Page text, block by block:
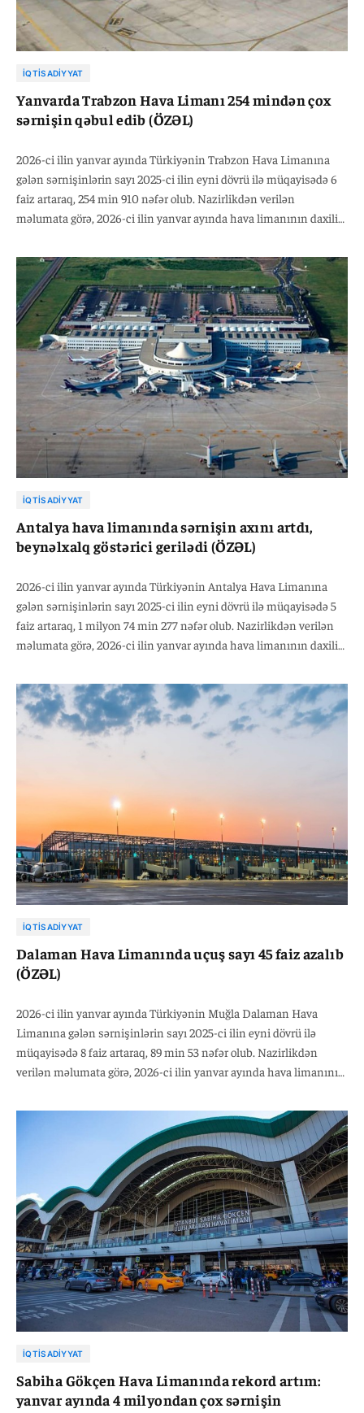
İQTISADIYYAT
Yanvarda Trabzon Hava Limanı 254 mindən çox
sərnişin qəbul edib (ÖZƏL)
2026-ci ilin yanvar ayında Türkiyənin Trabzon Hava Limanına
gələn sərnişinlərin sayı 2025-ci ilin eyni dövrü ilə müqayisədə 6
faiz artaraq, 254 min 910 nəfər olub. Nazirlikdən verilən
məlumata görə, 2026-ci ilin yanvar ayında hava limanının daxili
müqayisədə 5 faiz artaraq, 233 min 320 nəfər, beynəlxalq reyslər
üzrə isə 10 faiz artaraq 21 min 590 nəfər təşkil edib.
İQTISADIYYAT
Antalya hava limanında sərnişin axını artdı,
beynəlxalq göstərici gerilədi (ÖZƏL)
2026-ci ilin yanvar ayında Türkiyənin Antalya Hava Limanına
gələn sərnişinlərin sayı 2025-ci ilin eyni dövrü ilə müqayisədə 5
faiz artaraq, 1 milyon 74 min 277 nəfər olub. Nazirlikdən verilən
məlumata görə, 2026-ci ilin yanvar ayında hava limanının daxili
müqayisədə 11 faiz artaraq, 547 min 435 nəfər, beynəlxalq reyslər
üzrə isə 0,5 faiz azalaraq 526 min 842 nəfər təşkil edib.
İQTISADIYYAT
Dalaman Hava Limanında uçuş sayı 45 faiz azalıb
(ÖZƏL)
2026-ci ilin yanvar ayında Türkiyənin Muğla Dalaman Hava
Limanına gələn sərnişinlərin sayı 2025-ci ilin eyni dövrü ilə
müqayisədə 8 faiz artaraq, 89 min 53 nəfər olub. Nazirlikdən
verilən məlumata görə, 2026-ci ilin yanvar ayında hava limanının
müqayisədə 8 faiz artaraq, 79 min 429 nəfər, beynəlxalq reyslər
üzrə isə 13 faiz artaraq 9 min 624 nəfər təşkil edib.
İQTISADIYYAT
Sabiha Gökçen Hava Limanında rekord artım:
yanvar ayında 4 milyondan çox sərnişin